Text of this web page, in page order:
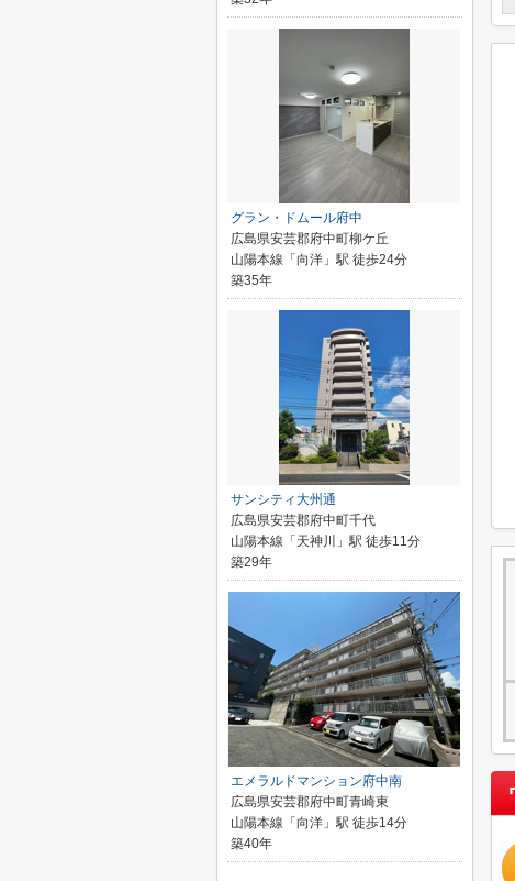
グラン・ドムール府中
広島県安芸郡府中町柳ケ丘
山陽本線「向洋」駅 徒歩24分
築35年
サンシティ大州通
広島県安芸郡府中町千代
山陽本線「天神川」駅 徒歩11分
築29年
エメラルドマンション府中南
広島県安芸郡府中町青崎東
山陽本線「向洋」駅 徒歩14分
築40年